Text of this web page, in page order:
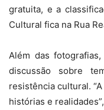
gratuita, e a
Cultural fica na Rua
Além das
discussão sobre
resistência cultural.
histórias e